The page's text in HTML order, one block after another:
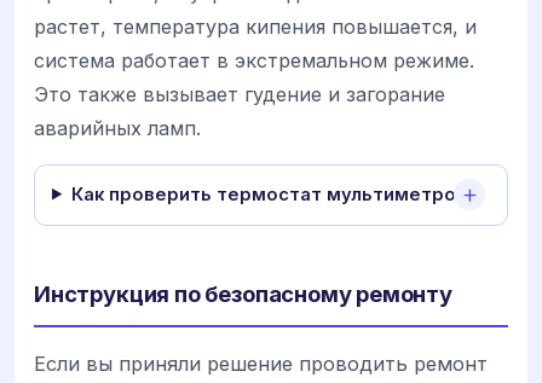
растет, температура кипения повышается, и
система работает в экстремальном режиме.
Это также вызывает гудение и загорание
аварийных ламп.
Как проверить термостат мультиметром?
Инструкция по безопасному ремонту
Если вы приняли решение проводить ремонт